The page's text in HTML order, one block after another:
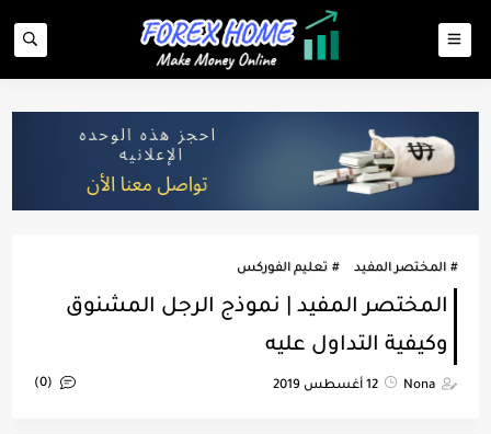
المختصر المفيد تعليم الفوركس
المختصر المفيد | نموذج الرجل المشنوق
وكيفية التداول عليه
Nona 12 أغسطس 2019 (0)